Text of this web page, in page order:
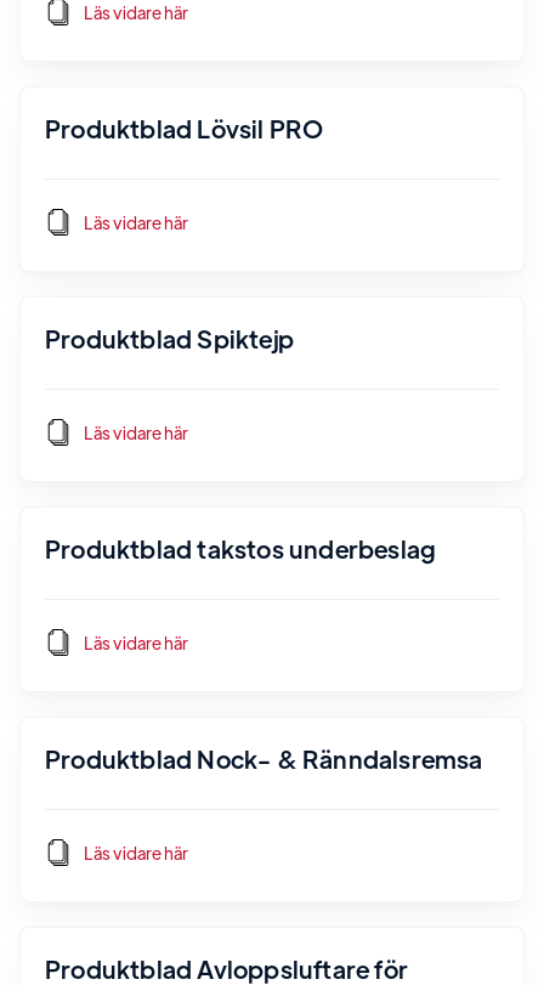
Läs vidare här
Produktblad Lövsil PRO
Läs vidare här
Produktblad Spiktejp
Läs vidare här
Produktblad takstos underbeslag
Läs vidare här
Produktblad Nock- & Ränndalsremsa
Läs vidare här
Produktblad Avloppsluftare för